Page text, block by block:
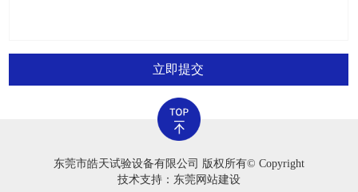
立即提交
东莞市皓天试验设备有限公司 版权所有© Copyright
技术支持：东莞网站建设